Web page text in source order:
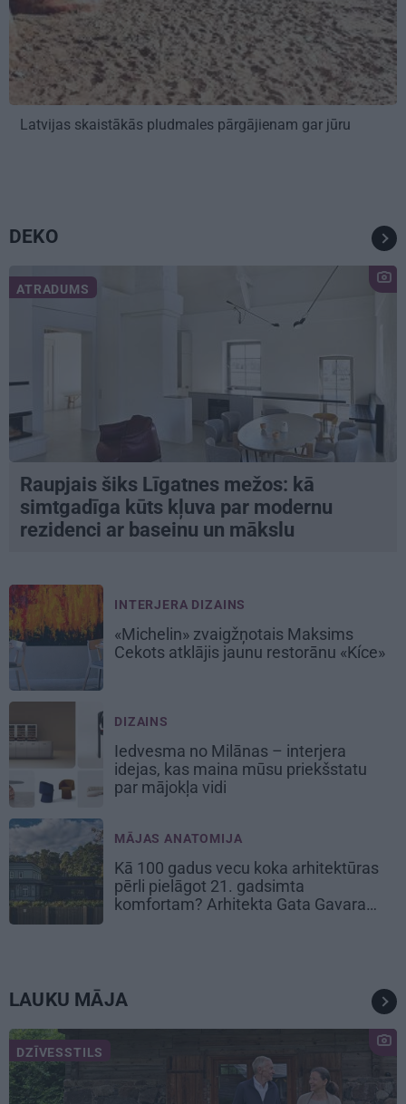
Latvijas skaistākās pludmales pārgājienam gar jūru
DEKO
ATRADUMS
Raupjais šiks Līgatnes mežos: kā
simtgadīga kūts kļuva par modernu
rezidenci ar baseinu un mākslu
INTERJERA DIZAINS
«Michelin» zvaigžņotais Maksims
Cekots atklājis jaunu restorānu «Kíce»
DIZAINS
Iedvesma no Milānas – interjera
idejas, kas maina mūsu priekšstatu
par mājokļa vidi
MĀJAS ANATOMIJA
Kā 100 gadus vecu koka arhitektūras
pērli pielāgot 21. gadsimta
komfortam? Arhitekta Gata Gavara
LAUKU MĀJA
DZĪVESSTILS